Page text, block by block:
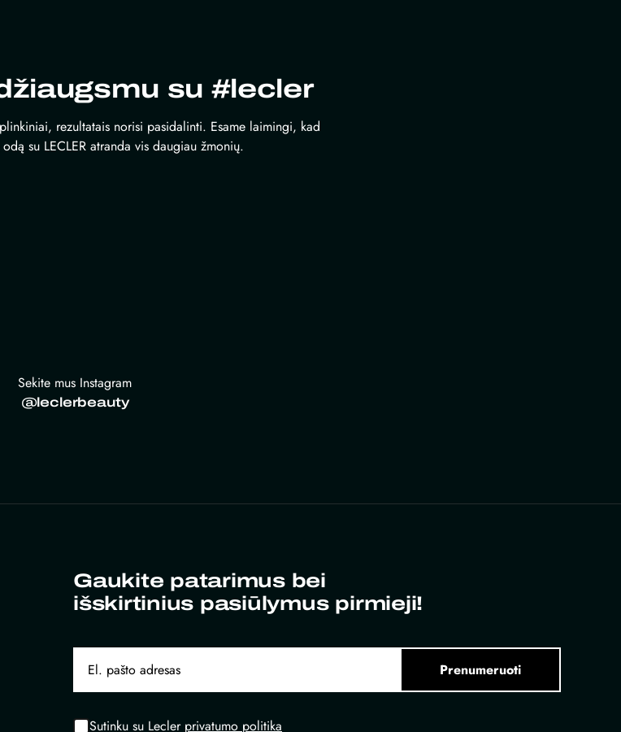
su #lecler
rezultatais norisi pasidalinti. Esame laimingi, kad
su LECLER atranda vis daugiau žmonių.
Sekite mus Instagram
@leclerbeauty
Gaukite patarimus bei
išskirtinius pasiūlymus pirmieji!
Prenumeruoti
Sutinku su Lecler privatumo politika